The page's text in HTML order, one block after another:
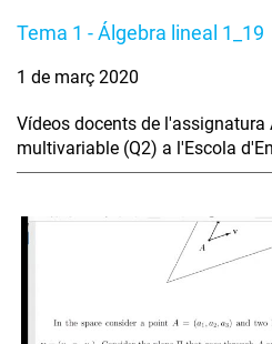
Tema 1 - Álgebra lineal 1_19
1 de març 2020
Vídeos docents de l'assignatura
multivariable (Q2) a l'Escola